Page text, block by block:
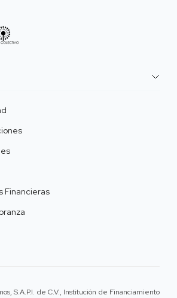
Financieras
S.A.P.I. de C.V., Institución de Financiamiento